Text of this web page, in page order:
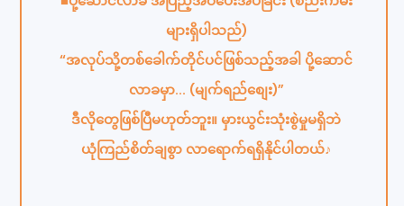
များရှိပါသည်)
“အလုပ်သို့တစ်ခေါက်တိုင်ပင်ဖြစ်သည့်အခါ ပို့ဆောင်
လာခမှာ... (မျက်ရည်စျေး)”
ဒီလိုတွေဖြစ်ပြီမဟုတ်ဘူး။ မှားယွင်း‌သုံးစွဲမှုမရှိဘဲ
ယုံကြည်စိတ်ချစွာ လာရောက်ရရှိနိုင်ပါတယ်♪